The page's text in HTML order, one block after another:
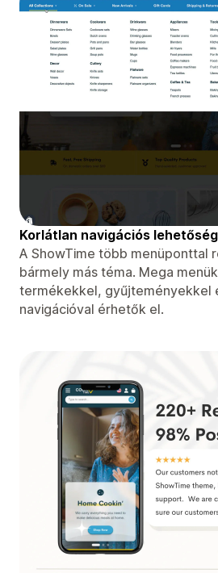
Korlátlan navigációs
A ShowTime több menüponttal
bármely más téma. Mega
termékekkel, gyűjteményekkel
navigációval érhetők el.